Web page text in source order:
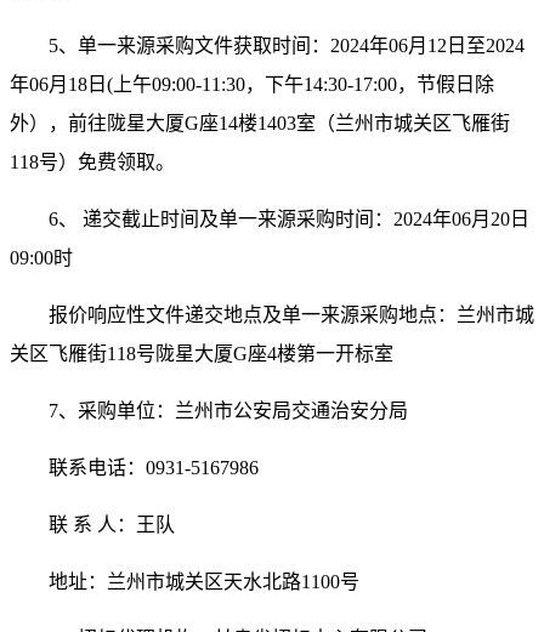
5、单一来源采购文件获取时间： 2024年06月 12 日至2024
年06月 18 日 ( 上午09:00-11:30，下午14:30-17:00，节假日除
外），前往陇星大厦G座14楼1403室（兰州市城关区飞雁街
118号）免费领取。
6、 递交截止时间及单一来源采购时间： 2024年06月 20 日
09:00时
报价响应性文件递交地点及单一来源采购地点： 兰州市城
关区飞雁街118号陇星大厦G座4楼第一开标室
7、采购单位：兰州市公安局交通治安分局
联系电话： 0931-5167986
联 系 人：王队
地址：兰州市城关区天水北路1100号